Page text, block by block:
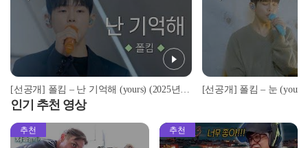
[선공개] 폴킴 – 난 기억해 (yours) (2025년 신곡) | 피크닉라이브 소풍 | EP.137
인기 추천 영상
추천 추천